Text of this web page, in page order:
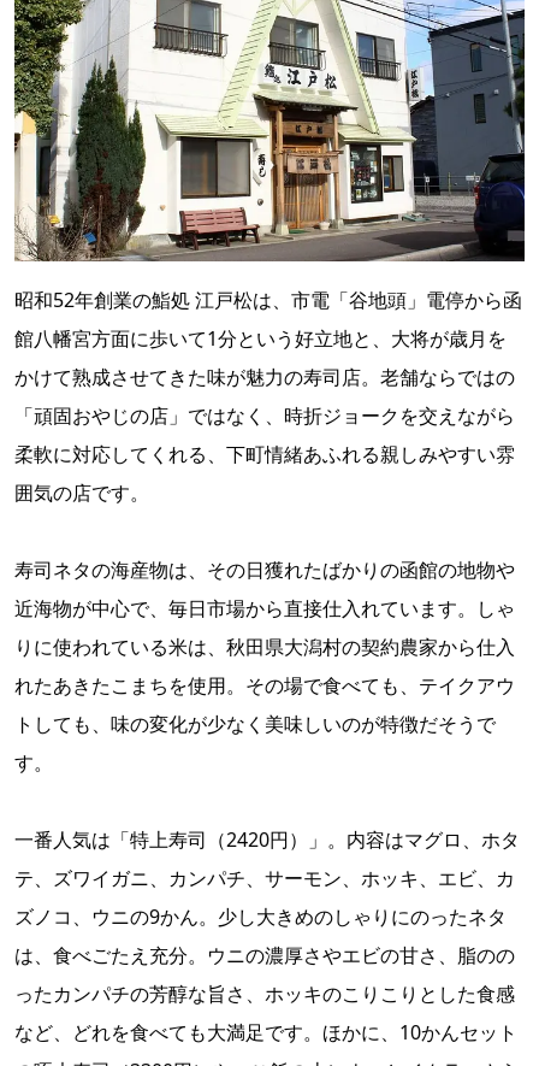
昭和52年創業の鮨処 江戸松は、市電「谷地頭」電停から函
館八幡宮方面に歩いて1分という好立地と、大将が歳月を
かけて熟成させてきた味が魅力の寿司店。老舗ならではの
「頑固おやじの店」ではなく、時折ジョークを交えながら
柔軟に対応してくれる、下町情緒あふれる親しみやすい雰
囲気の店です。
寿司ネタの海産物は、その日獲れたばかりの函館の地物や
近海物が中心で、毎日市場から直接仕入れています。しゃ
りに使われている米は、秋田県大潟村の契約農家から仕入
れたあきたこまちを使用。その場で食べても、テイクアウ
トしても、味の変化が少なく美味しいのが特徴だそうで
す。
一番人気は「特上寿司（2420円）」。内容はマグロ、ホタ
テ、ズワイガニ、カンパチ、サーモン、ホッキ、エビ、カ
ズノコ、ウニの9かん。少し大きめのしゃりにのったネタ
は、食べごたえ充分。ウニの濃厚さやエビの甘さ、脂のの
ったカンパチの芳醇な旨さ、ホッキのこりこりとした食感
など、どれを食べても大満足です。ほかに、10かんセット